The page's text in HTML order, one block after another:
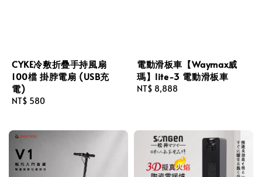
CYKE冷敷折疊手持風扇
100檔 掛脖電扇 (USB充
電)
Regular
NT$ 580
電動滑板車【Waymax威
瑪】lite-3 電動滑板車
Regular
NT$ 8,888